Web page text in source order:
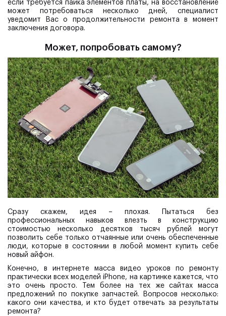
если требуется пайка элементов платы, на восстановление
может потребоваться несколько дней, специалист
уведомит Вас о продолжительности ремонта в момент
заключения договора.
Может, попробовать самому?
Сразу скажем, идея – плохая. Пытаться без
профессиональных навыков влезть в конструкцию
стоимостью несколько десятков тысяч рублей могут
позволить себе только отчаянные или очень обеспеченные
люди, которые в состоянии в любой момент купить себе
новый айфон.
Конечно, в интернете масса видео уроков по ремонту
практически всех моделей iPhone, на картинке кажется, что
это очень просто. Тем более на тех же сайтах масса
предложений по покупке запчастей. Вопросов несколько:
какого они качества, и кто будет отвечать за результаты
ремонта?